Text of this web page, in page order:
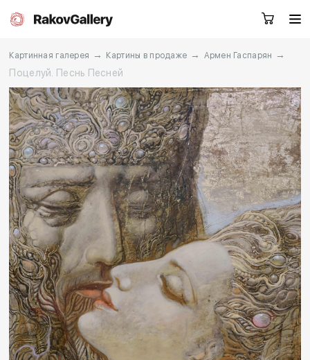
Москва
RU EN CN
Каталог Художники
О нас Услуги
События Контакты
Другие проекты
Rakov
baget
Rakov
special
Заказать звонок
Картинная галерея → Картины в продаже → Армен Гаспарян
→
Поцелуй. Песнь Песней